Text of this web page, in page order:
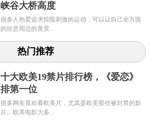
峡谷大桥高度
很多人热爱追求惊险刺激的运动，可以让自己全方面
的欣赏周边的美景...
热门推荐
十大欧美19禁片排行榜，《爱恋》
排第一位
很多网友喜欢看欧美片，尤其是欧美那些被封禁的影
片。欧美电影大多...